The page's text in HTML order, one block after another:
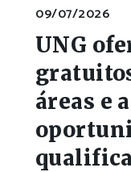
09/07/2026
UNG
áreas e